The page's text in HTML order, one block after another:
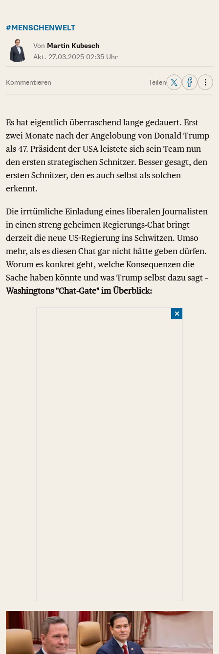
#MENSCHENWELT
Von Martin Kubesch
Akt. 27.03.2025 02:35 Uhr
Kommentieren Teilen
Es hat eigentlich überraschend lange gedauert. Erst
zwei Monate nach der Angelobung von Donald Trump
als 47. Präsident der USA leistete sich sein Team nun
den ersten strategischen Schnitzer. Besser gesagt, den
ersten Schnitzer, den es auch selbst als solchen
erkennt.
Die irrtümliche Einladung eines liberalen Journalisten
in einen streng geheimen Regierungs-Chat bringt
derzeit die neue US-Regierung ins Schwitzen. Umso
mehr, als es diesen Chat gar nicht hätte geben dürfen.
Worum es konkret geht, welche Konsequenzen die
Sache haben könnte und was Trump selbst dazu sagt –
Washingtons "Chat-Gate" im Überblick:
✕